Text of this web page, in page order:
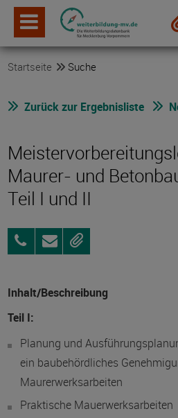
Startseite Suche
Zurück zur Ergebnisliste
Maurer- und
Teil I und II
0381/4549-
192
AnfragenMerken
Inhalt/Beschreibung
Teil I:
Planung und
ein baubehördliches
Maurerwerksarbeiten
Praktische Mauerwerksarbeiten